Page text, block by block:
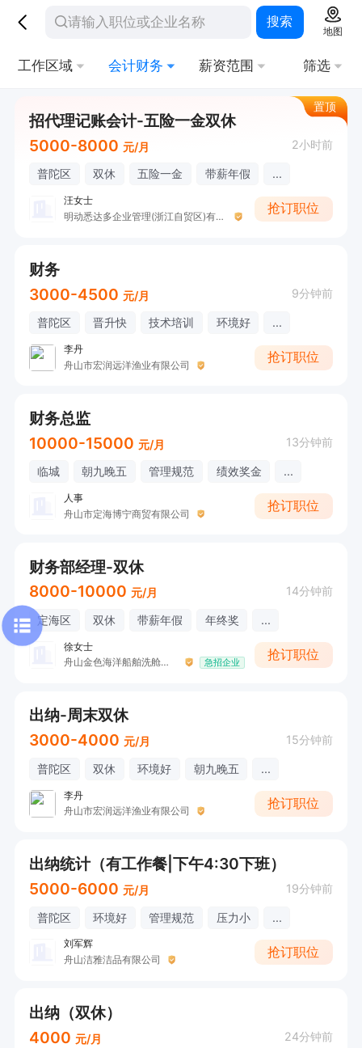
搜索
地图
工作区域 会计财务 薪资范围 筛选
置顶
招代理记账会计-五险一金双休
5000-8000 元/月 2小时前
普陀区 双休 五险一金 带薪年假 ...
汪女士
明动悉达多企业管理(浙江自贸区)有限公司
抢订职位
财务
3000-4500 元/月 9分钟前
普陀区 晋升快 技术培训 环境好 ...
李丹
舟山市宏润远洋渔业有限公司
抢订职位
财务总监
10000-15000 元/月 13分钟前
临城 朝九晚五 管理规范 绩效奖金 ...
人事
舟山市定海博宁商贸有限公司
抢订职位
财务部经理-双休
8000-10000 元/月 14分钟前
定海区 双休 带薪年假 年终奖 ...
徐女士
舟山金色海洋船舶洗舱有限公司
急招企业
抢订职位
出纳-周末双休
3000-4000 元/月 15分钟前
普陀区 双休 环境好 朝九晚五 ...
李丹
舟山市宏润远洋渔业有限公司
抢订职位
出纳统计（有工作餐|下午4:30下班）
5000-6000 元/月 19分钟前
普陀区 环境好 管理规范 压力小 ...
刘军辉
舟山洁雅洁品有限公司
抢订职位
出纳（双休）
4000 元/月 24分钟前